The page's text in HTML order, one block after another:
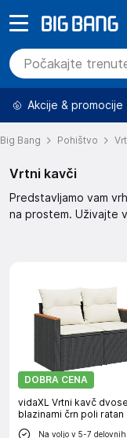
Akcije & promocije
Big Bang Pohištvo
Vrtni kavči
Predstavljamo vam
na prostem. Uživajte
DOBRA CENA
vidaXL Vrtni kavč
blazinami črn poli ratan
Na voljo v 5-7 delovnih